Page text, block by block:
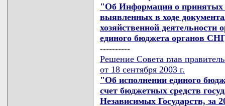
"Об Информации о принятых
выявленных в ходе
хозяйственной
единого бюджета органов
----------
Решение Совета глав
от 18 сентября 2003 г.
"Об исполнении единого
счет бюджетных средств
Независимых Государств, за